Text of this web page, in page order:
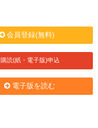
会員登録(無料)
購読(紙・電子版)申込
電子版を読む